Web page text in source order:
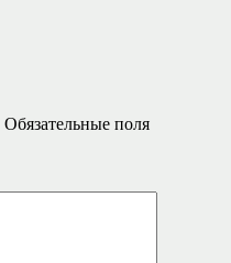
Обязательные поля